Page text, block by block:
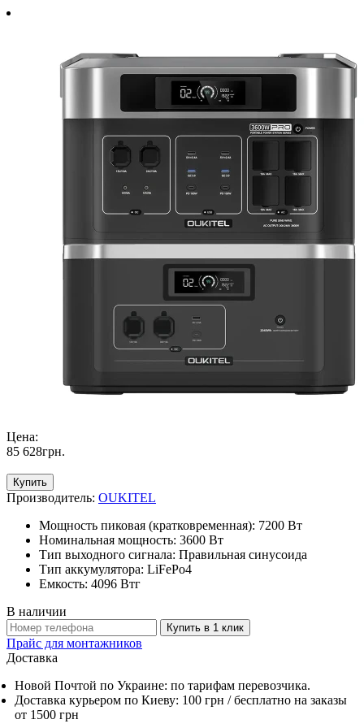
Цена:
85 628грн.
Купить
Производитель: OUKITEL
Мощность пиковая (кратковременная): 7200 Вт
Номинальная мощность: 3600 Вт
Тип выходного сигнала: Правильная синусоида
Тип аккумулятора: LiFePo4
Емкость: 4096 Втг
В наличии
Купить в 1 клик
Прайс для монтажников
Доставка
Новой Почтой по Украине: по тарифам перевозчика.
Доставка курьером по Киеву: 100 грн /бесплатно на заказы
от 1500 грн